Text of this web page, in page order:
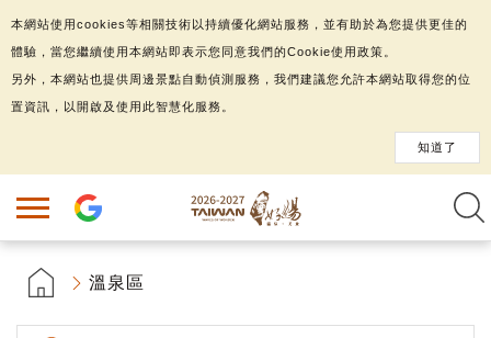
溫泉區
本網站使用cookies等相關技術以持續優化網站服務，並有助於為您提供更佳的
體驗，當您繼續使用本網站即表示您同意我們的Cookie使用政策。
另外，本網站也提供周邊景點自動偵測服務，我們建議您允許本網站取得您的位
置資訊，以開啟及使用此智慧化服務。
知道了